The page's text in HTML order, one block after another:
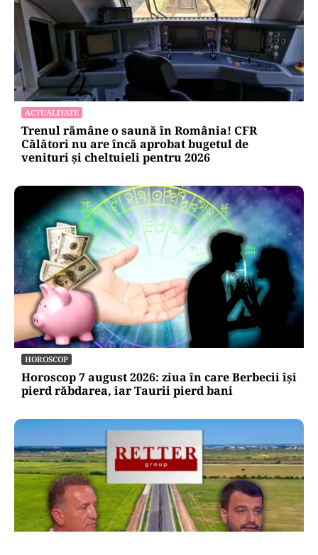
ACTUALITATE
Trenul rămâne o saună în România! CFR
Călători nu are încă aprobat bugetul de
venituri și cheltuieli pentru 2026
HOROSCOP
Horoscop 7 august 2026: ziua în care Berbecii își
pierd răbdarea, iar Taurii pierd bani